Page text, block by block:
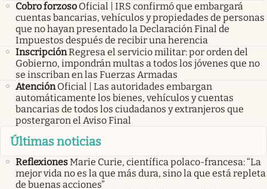
Cobro forzoso Oficial | IRS confirmó que embargará
cuentas bancarias, vehículos y propiedades de personas
que no hayan presentado la Declaración Final de
Impuestos después de recibir una herencia
InscripciónRegresa el servicio militar: por orden del
Gobierno, impondrán multas a todos los jóvenes que no
se inscriban en las Fuerzas Armadas
Atención Oficial | Las autoridades embargan
automáticamente los bienes, vehículos y cuentas
bancarias de todos los ciudadanos y extranjeros que
postergaron el Aviso Final
Últimas noticias
ReflexionesMarie Curie, científica polaco-francesa: “La
mejor vida no es la que más dura, sino la que está repleta
de buenas acciones”